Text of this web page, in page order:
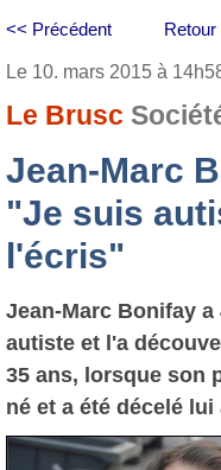
Retour
<< Précédent
Le 10. mars 2015 à
Le Brusc
Jean-Marc
"Je suis
l'écris"
Jean-Marc Bonifay a
autiste et l'a
35 ans, lorsque son
né et a été décelé